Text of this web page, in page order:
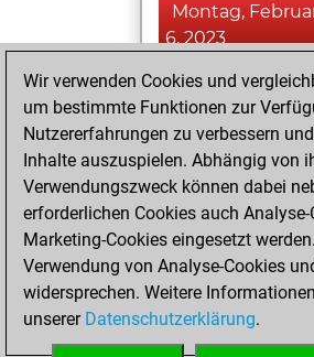
Montag,
6, 2023
You played
blitz games
=1 -23 in blitz
Donnerstag,
Dezember 23,
2021
You created
Wir verwenden Cookies und
um bestimmte Funktionen zur
Nutzererfahrungen zu verbessern
Inhalte auszuspielen. Abhängig von
Verwendungszweck können dabei
erforderlichen Cookies auch
Marketing-Cookies eingesetzt werden.
Verwendung von Analyse-Cookies
widersprechen. Weitere
unserer Datenschutzerklärung.